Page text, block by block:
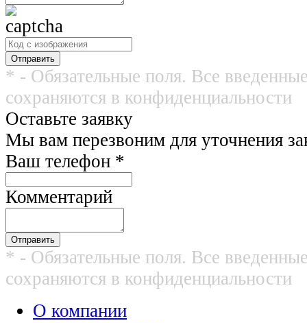
* - Обязательные поля. Все
сохраняются в конфиденциальности
Оставьте заявку
Мы вам перезвоним для уточнения
Ваш телефон *
Комментарий
* - Обязательные поля. Все
сохраняются в конфиденциальности
О компании